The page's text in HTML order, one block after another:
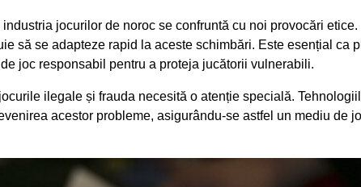
jocurilor de noroc se confruntă cu noi provocări
să se adapteze rapid la aceste schimbări. Este esențial ca
joc responsabil pentru a proteja jucătorii vulnerabili.
ilegale și frauda necesită o atenție specială.
acestor probleme, asigurându-se astfel un mediu de